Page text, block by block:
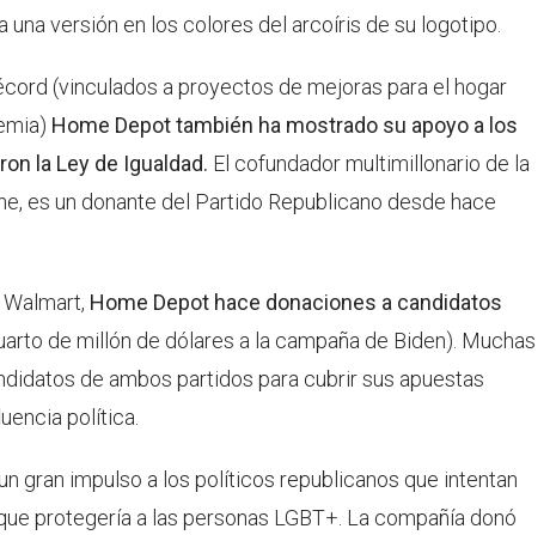
una versión en los colores del arcoíris de su logotipo.
(vinculados a proyectos de mejoras para el hogar
Home Depot también ha mostrado su apoyo a los
la Ley de Igualdad. El cofundador multimillonario de la
es un donante del Partido Republicano desde hace
Home Depot hace donaciones a candidatos
de millón de dólares a la campaña de Biden). Muchas
de ambos partidos para cubrir sus apuestas
política.
gran impulso a los políticos republicanos que intentan
protegería a las personas LGBT+. La compañía donó